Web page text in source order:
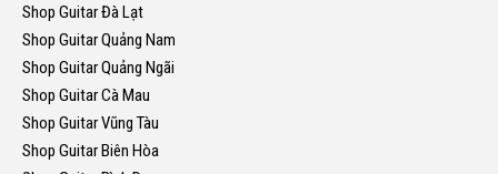
Shop Guitar Đà Lạt
Shop Guitar Quảng Nam
Shop Guitar Quảng Ngãi
Shop Guitar Cà Mau
Shop Guitar Vũng Tàu
Shop Guitar Biên Hòa